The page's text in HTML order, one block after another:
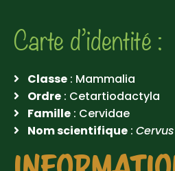
Carte d’identité :
Classe : Mammalia
Ordre : Cetartiodactyla
Famille : Cervidae
Nom scientifique :